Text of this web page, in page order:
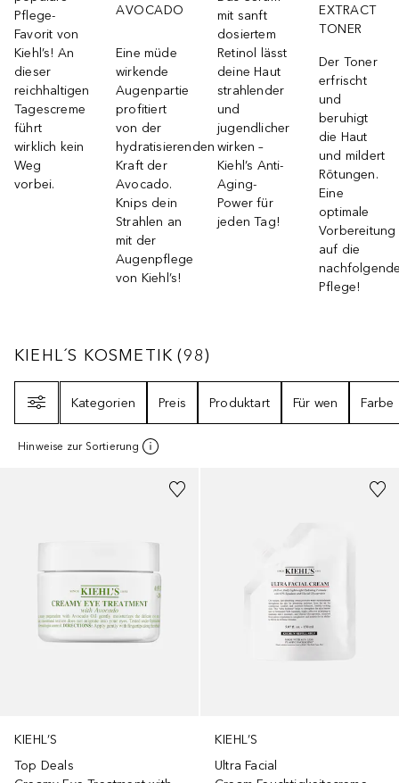
Pflege-
Favorit von
Kiehl’s! An
dieser
reichhaltigen
Tagescreme
führt
wirklich kein
Weg
vorbei.
AVOCADO
Eine müde
wirkende
Augenpartie
profitiert
von der
hydratisierenden
Kraft der
Avocado.
Knips dein
Strahlen an
mit der
Augenpflege
von Kiehl’s!
mit sanft
dosiertem
Retinol lässt
deine Haut
strahlender
und
jugendlicher
wirken –
Kiehl’s Anti-
Aging-
Power für
jeden Tag!
EXTRACT
TONER
Der Toner
erfrischt
und
beruhigt
die Haut
und mildert
Rötungen.
Eine
optimale
Vorbereitung
auf die
Pflege!
KIEHL´S KOSMETIK98
KIEHL´S KOSMETIK (98)
Kategorien
Preis Produktart Für wen Farbe
Hinweise zur Sortierung
KIEHL’S
Top Deals
KIEHL’S
Ultra Facial